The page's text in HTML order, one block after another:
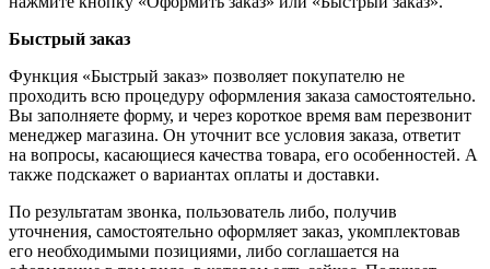
Быстрый заказ
Функция «Быстрый заказ» позволяет покупателю не
проходить всю процедуру оформления заказа самостоятельно.
Вы заполняете форму, и через короткое время вам перезвонит
менеджер магазина. Он уточнит все условия заказа, ответит
на вопросы, касающиеся качества товара, его особенностей. А
также подскажет о вариантах оплаты и доставки.
По результатам звонка, пользователь либо, получив
уточнения, самостоятельно оформляет заказ, укомплектовав
его необходимыми позициями, либо соглашается на